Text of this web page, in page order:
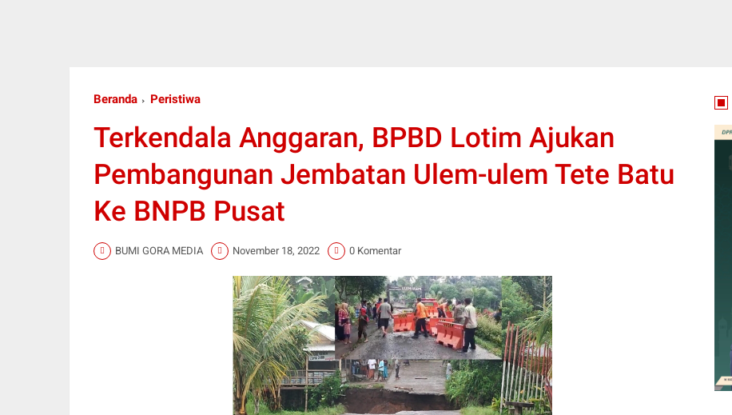
Beranda Peristiwa
Terkendala Anggaran, BPBD Lotim Ajukan
Pembangunan Jembatan Ulem-ulem Tete Batu
Ke BNPB Pusat
BUMI GORA MEDIA November 18, 2022 0 Komentar